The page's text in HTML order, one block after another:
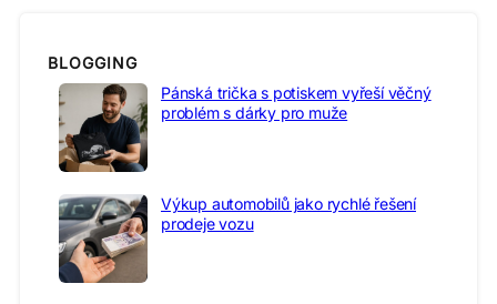
BLOGGING
Pánská trička s potiskem vyřeší věčný
problém s dárky pro muže
Výkup automobilů jako rychlé řešení
prodeje vozu